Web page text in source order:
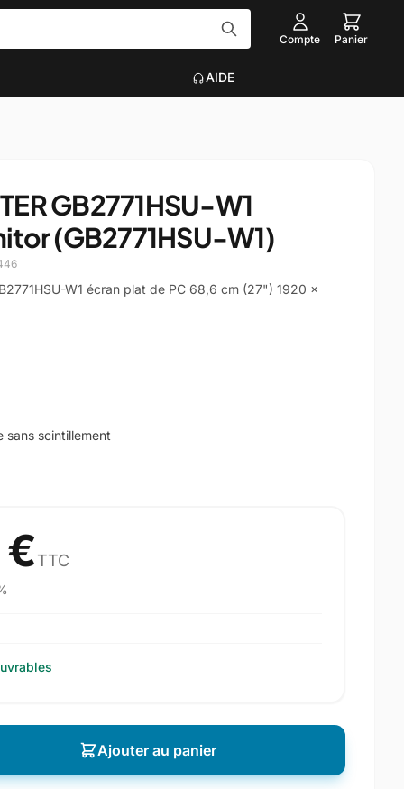
Compte Panier
AIDE
Graveurs
Claviers, Souris, Tapis
Voir plus
GB2771HSU-W1
(GB2771HSU-W1)
W1 écran plat de PC 68,6 cm (27") 1920 x
sans scintillement
TTC
Ajouter au panier